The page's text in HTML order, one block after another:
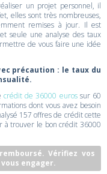
un projet personnel, il
elles sont très nombreuses,
remises à jour. Il est
seule une analyse des taux
de vous faire une idée
précaution : le taux du
crédit de 36000 eurossur 60
dont vous avez besoin
157 offres de crédit cette
à trouver le bon crédit 36000
Vérifiez vos
engager.